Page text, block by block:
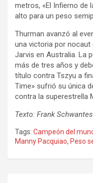
metros, «El Infierno de
alto para un peso
Thurman avanzó al
una victoria por
Jarvis en Australia. La
más de tres años y
título contra Tszyu a
Time» sufrió su única
contra la superestrella
Texto: Frank Schwantes
Tags: Campeón del
Manny Pacquiao, Peso